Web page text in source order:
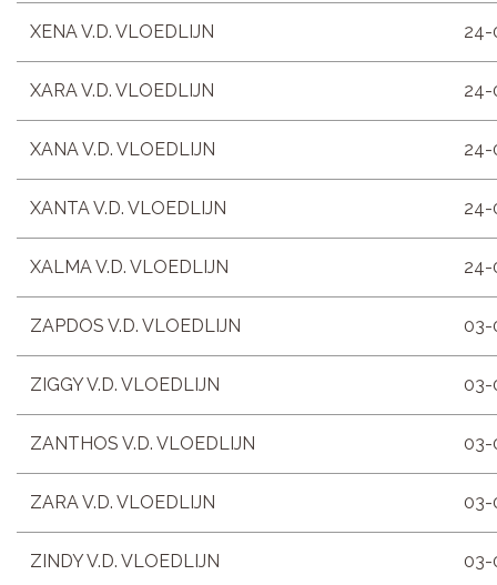
XENA V.D. VLOEDLIJN 24-
XARA V.D. VLOEDLIJN 24-
XANA V.D. VLOEDLIJN 24-
XANTA V.D. VLOEDLIJN 24-
XALMA V.D. VLOEDLIJN 24-
ZAPDOS V.D. VLOEDLIJN 03-
ZIGGY V.D. VLOEDLIJN 03-
ZANTHOS V.D. VLOEDLIJN 03-
ZARA V.D. VLOEDLIJN 03-
ZINDY V.D. VLOEDLIJN 03-